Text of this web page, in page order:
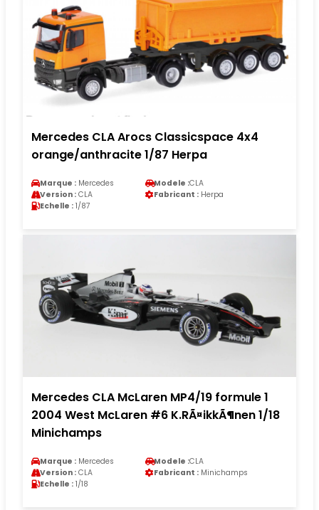
Mercedes CLA Arocs Classicspace 4x4
orange/anthracite 1/87 Herpa
Marque : Mercedes Modele :CLA
Version : CLA Fabricant : Herpa
Echelle : 1/87
Mercedes CLA McLaren MP4/19 formule 1
2004 West McLaren #6 K.RÃ¤ikkÃ¶nen 1/18
Minichamps
Marque : Mercedes Modele :CLA
Version : CLA Fabricant : Minichamps
Echelle : 1/18